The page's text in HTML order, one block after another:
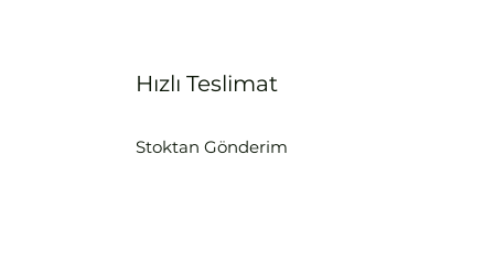
Hızlı Teslimat
Stoktan Gönderim